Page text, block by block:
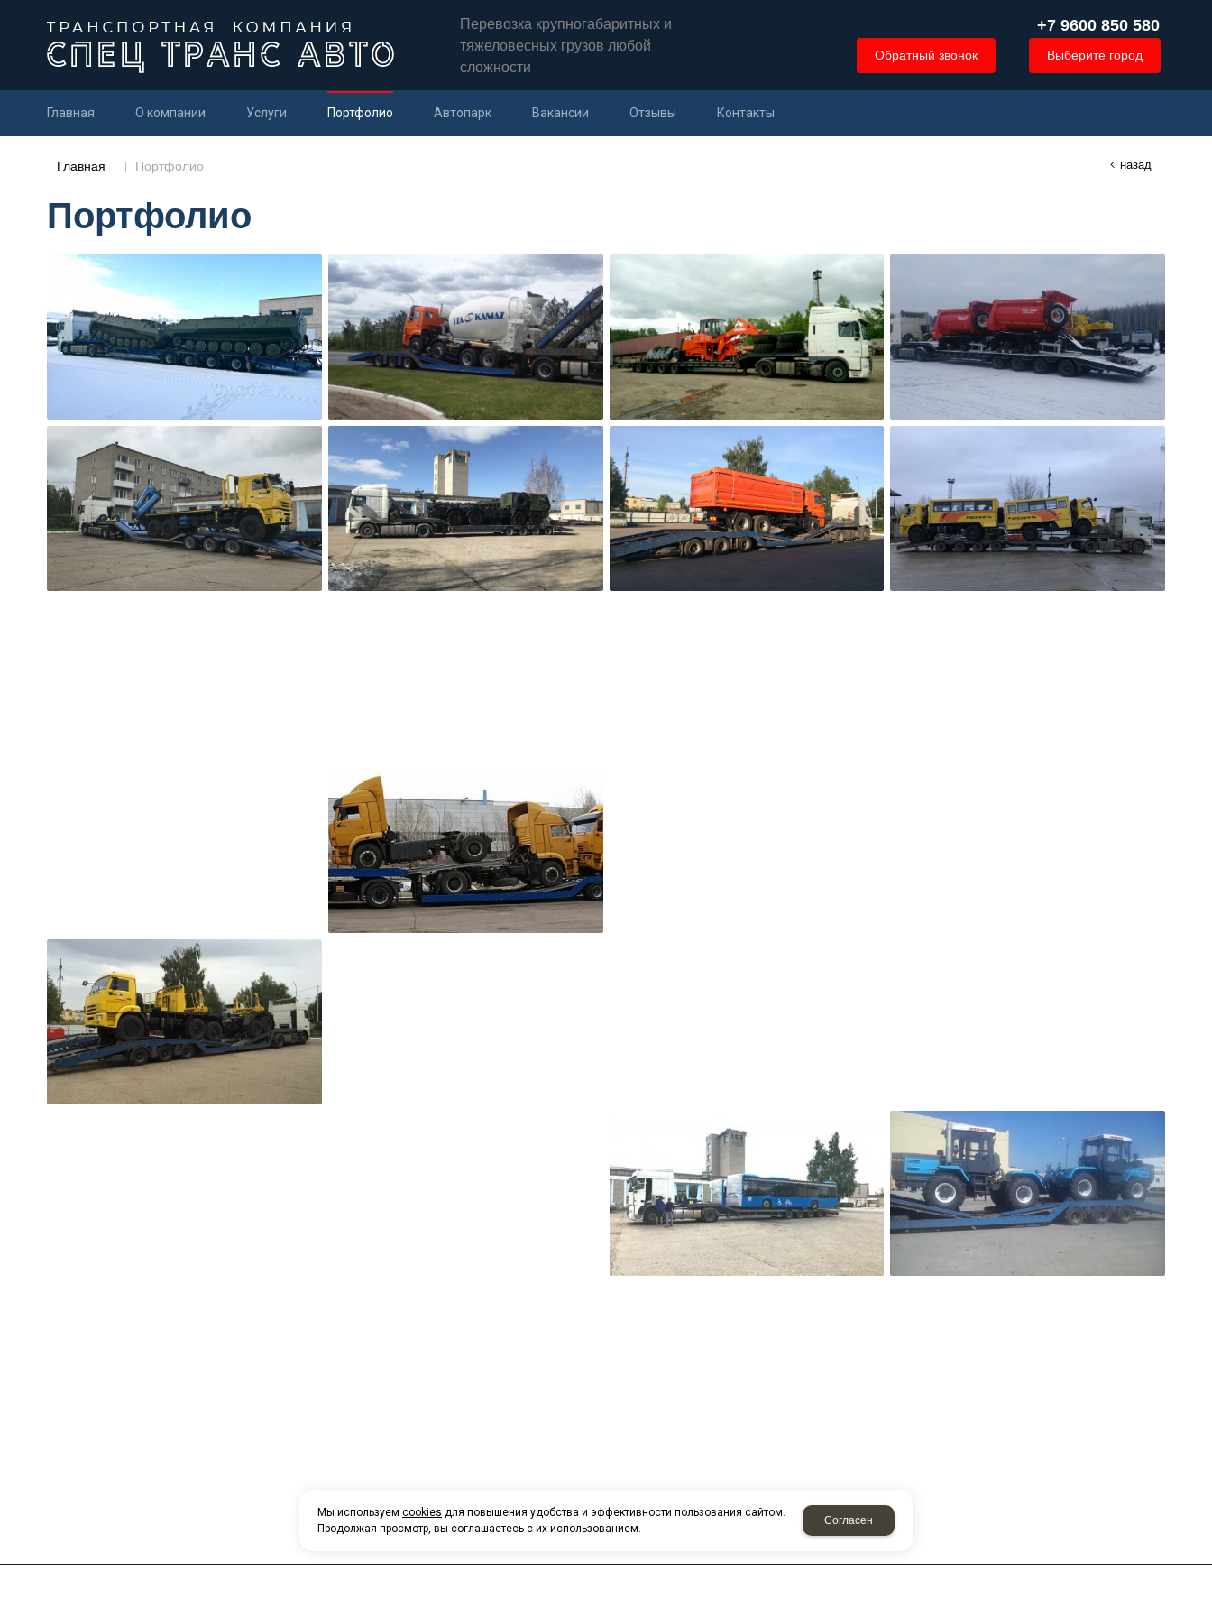
Перевозка крупногабаритных и
тяжеловесных грузов любой
сложности
+7 9600 850 580
Обратный звонок Выберите город
Главная О компании Услуги Портфолио Автопарк Вакансии Отзывы Контакты
Главная Портфолио назад
Портфолио
Мы используем cookies для повышения удобства и эффективности пользования сайтом.
Продолжая просмотр, вы соглашаетесь с их использованием.
Согласен